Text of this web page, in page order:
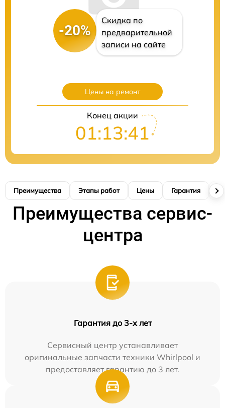
-20%
Скидка по
предварительной
записи на сайте
Цены на ремонт
Конец акции
01:13:40
Преимущества Этапы работ Цены Гарантия
Преимущества сервис-
центра
Гарантия до 3-х лет
Сервисный центр устанавливает
оригинальные запчасти техники Whirlpool и
предоставляет гарантию до 3 лет.